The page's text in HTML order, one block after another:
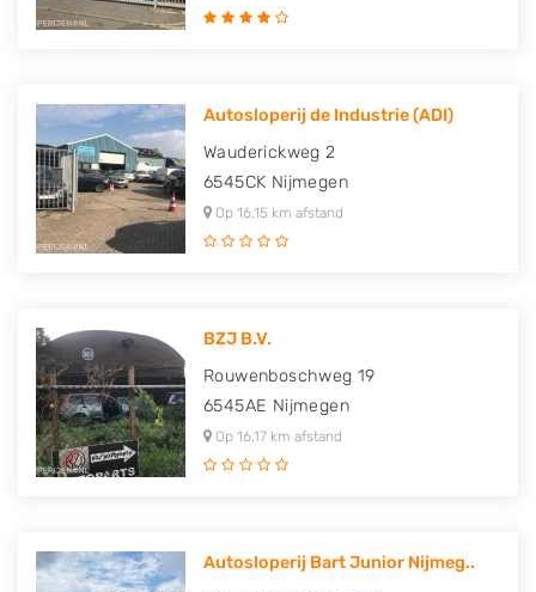
Autosloperij de Industrie (ADI)
Wauderickweg 2
6545CK Nijmegen
Op 16,15 km afstand
BZJ B.V.
Rouwenboschweg 19
6545AE Nijmegen
Op 16,17 km afstand
Autosloperij Bart Junior Nijmeg..